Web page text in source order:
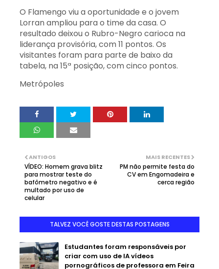
O Flamengo viu a oportunidade e o jovem
Lorran ampliou para o time da casa. O
resultado deixou o Rubro-Negro carioca na
liderança provisória, com 11 pontos. Os
visitantes foram para parte de baixo da
tabela, na 15ª posição, com cinco pontos.
Metrópoles
MAIS RECENTES
PM não permite festa do
CV em Engomadeira e
cerca região
ANTIGOS
VÍDEO: Homem grava blitz
para mostrar teste do
bafômetro negativo e é
multado por uso de
celular
TALVEZ VOCÊ GOSTE DESTAS POSTAGENS
Estudantes foram responsáveis por
criar com uso de IA vídeos
pornográficos de professora em Feira